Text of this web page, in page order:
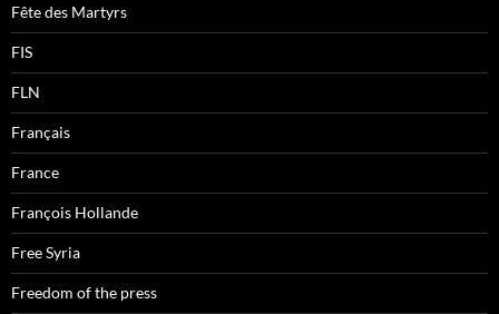
Fête des Martyrs
FIS
FLN
Français
France
François Hollande
Free Syria
Freedom of the press